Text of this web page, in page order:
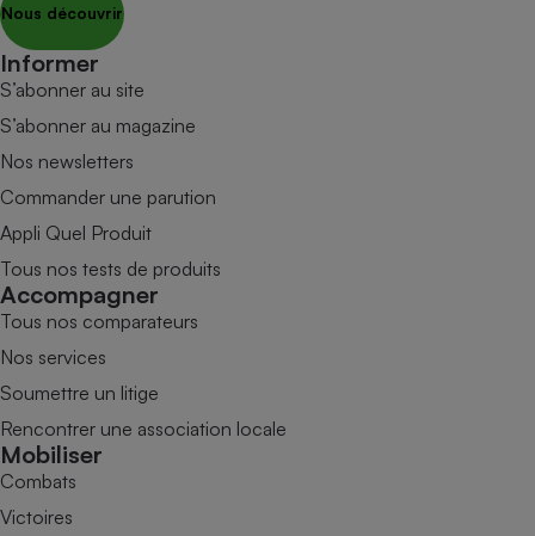
Nous découvrir
Informer
S’abonner au site
S’abonner au magazine
Nos newsletters
Commander une parution
Appli Quel Produit
Tous nos tests de produits
Accompagner
Tous nos comparateurs
Nos services
Soumettre un litige
Rencontrer une association locale
Mobiliser
Combats
Victoires